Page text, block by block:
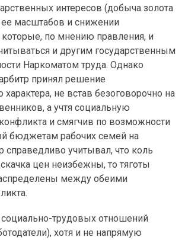
интересов (добыча золота
ее масштабов и снижении
которые, по мнению правления, и
и другим государственным
Наркоматом труда. Однако
принял решение
не встав безоговорочно на
а учтя социальную
и смягчив по возможности
бюджетам рабочих семей на
справедливо учитывал, что коль
цен неизбежны, то тяготы
между обеими
трудовых отношений
хотя и не напрямую